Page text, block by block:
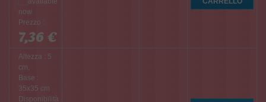
Prezzo :
7,36 €
Altezza : 5
cm,
Base :
35x35 cm
Disponibilità